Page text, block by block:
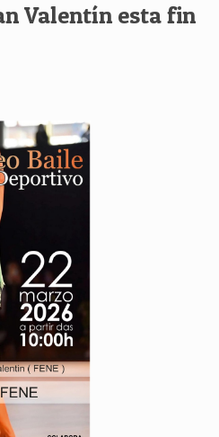
Valentín esta fin